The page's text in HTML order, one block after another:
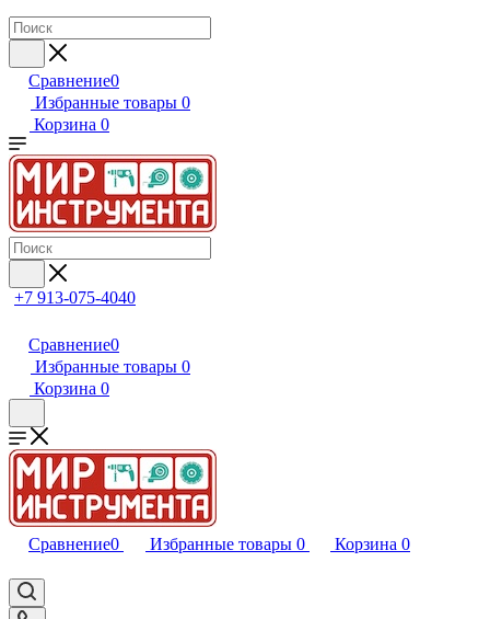
Сравнение0
Избранные товары 0
Корзина 0
+7 913-075-4040
Сравнение0
Избранные товары 0
Корзина 0
Сравнение0 Избранные товары 0 Корзина 0